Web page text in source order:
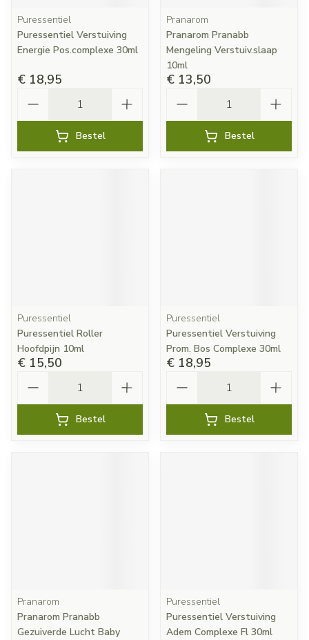
Puressentiel
Puressentiel Verstuiving
Energie Pos.complexe 30ml
€ 18,95
Bestel
Pranarom
Pranarom Pranabb
Mengeling Verstuiv.slaap
10ml
€ 13,50
Bestel
Puressentiel
Puressentiel Roller
Hoofdpijn 10ml
€ 15,50
Bestel
Puressentiel
Puressentiel Verstuiving
Prom. Bos Complexe 30ml
€ 18,95
Bestel
Pranarom
Pranarom Pranabb
Gezuiverde Lucht Baby
Puressentiel
Puressentiel Verstuiving
Adem Complexe Fl 30ml